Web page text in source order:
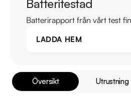
Batteritestad
Batterirapport från vårt test
LADDA HEM
Översikt Utrustning